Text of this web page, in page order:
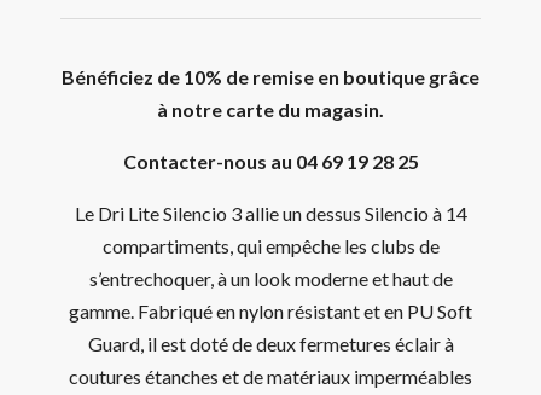
Bénéficiez de 10% de remise en boutique grâce
à notre carte du magasin.
Contacter-nous au 04 69 19 28 25
Le Dri Lite Silencio 3 allie un dessus Silencio à 14
compartiments, qui empêche les clubs de
s’entrechoquer, à un look moderne et haut de
gamme. Fabriqué en nylon résistant et en PU Soft
Guard, il est doté de deux fermetures éclair à
coutures étanches et de matériaux imperméables